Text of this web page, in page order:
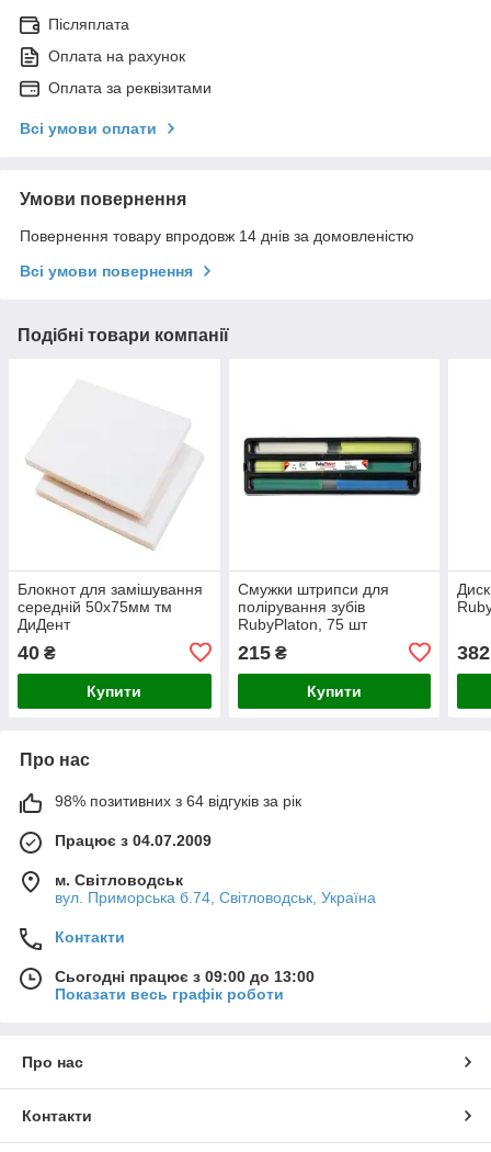
Післяплата
Оплата на рахунок
Оплата за реквізитами
Всі умови оплати
Умови повернення
Повернення товару впродовж 14 днів за домовленістю
Всі умови повернення
Подібні товари компанії
Блокнот для замішування
середній 50х75мм тм
ДиДент
40 ₴
Купити
Смужки штрипси для
полірування зубів
RubyPlaton, 75 шт
215₴
Купити
382
Про нас
98% позитивних з 64 відгуків за рік
Працює з 04.07.2009
м. Світловодськ
вул. Приморська б.74, Світловодськ, Україна
Контакти
Сьогодні працює з 09:00 до 13:00
Показати весь графік роботи
Про нас
Контакти